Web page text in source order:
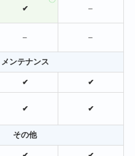
✔ –
– –
メンテナンス
✔ ✔
✔ ✔
その他